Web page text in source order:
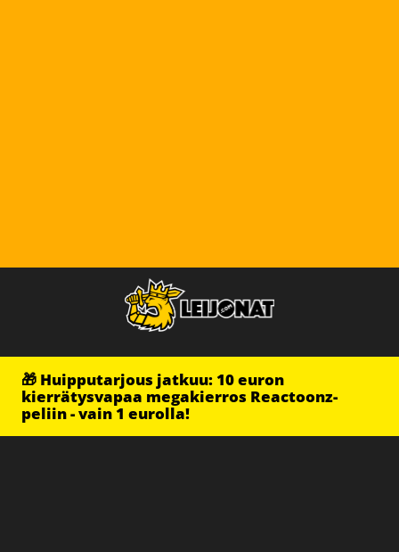
🎁 Huipputarjous jatkuu: 10 euron
kierrätysvapaa megakierros Reactoonz-
peliin - vain 1 eurolla!